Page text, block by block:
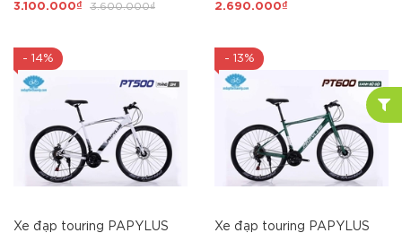
Bánh 24, Ngon - Rẻ cho học
3.100.000₫ 3.600.000₫
SHIMING 3x7 tốc độ. Phanh
2.690.000₫
- 14%
Xe đạp touring PAPYLUS
- 13%
Xe đạp touring PAPYLUS